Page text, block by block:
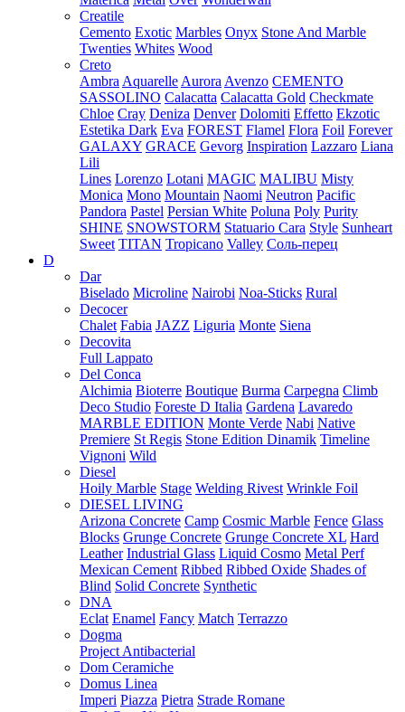
Creatile
Cemento Exotic Marbles Onyx Stone And Marble
Twenties Whites Wood
Creto
Ambra Aquarelle Aurora Avenzo CEMENTO
SASSOLINO Calacatta Calacatta Gold Checkmate
Chloe Cray Deniza Denver Dolomiti Effetto Ekzotic
Estetika Dark Eva FOREST Flamel Flora Foil Forever
GALAXY GRACE Gevorg Inspiration Lazzaro Liana
Lili
Lines Lorenzo Lotani MAGIC MALIBU Misty
Monica Mono Mountain Naomi Neutron Pacific
Pandora Pastel Persian White Poluna Poly Purity
SHINE SNOWSTORM Statuario Cara Style Sunheart
Sweet TITAN Tropicano Valley Соль-перец
D
Dar
Biselado Microline Nairobi Noa-Sticks Rural
Decocer
Chalet Fabia JAZZ Liguria Monte Siena
Decovita
Full Lappato
Del Conca
Alchimia Bioterre Boutique Burma Carpegna Climb
Deco Studio Foreste D Italia Gardena Lavaredo
MARBLE EDITION Monte Verde Nabi Native
Premiere St Regis Stone Edition Dinamik Timeline
Vignoni Wild
Diesel
Hoily Marble Stage Welding Rivest Wrinkle Foil
DIESEL LIVING
Arizona Concrete Camp Cosmic Marble Fence Glass
Blocks Grunge Concrete Grunge Concrete XL Hard
Leather Industrial Glass Liquid Cosmo Metal Perf
Mexican Cement Ribbed Ribbed Oxide Shades of
Blind Solid Concrete Synthetic
DNA
Eclat Enamel Fancy Match Terrazzo
Dogma
Project Antibacterial
Dom Ceramiche
Domus Linea
Imperi Piazza Pietra Strade Romane